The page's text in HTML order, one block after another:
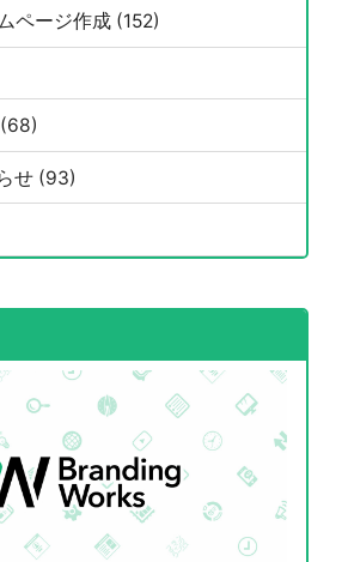
ページ作成 (152)
せ (93)